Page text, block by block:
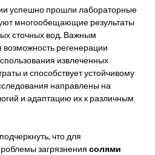
успешно прошли лабораторные
многообещающие результаты
сточных вод. Важным
регенерации
извлеченных
и способствует устойчивому
направлены на
и адаптацию их к различным
что для
загрязнения солями